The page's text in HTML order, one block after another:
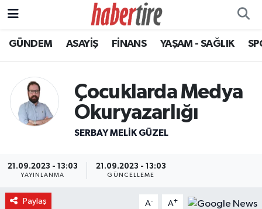
GÜNDEM ASAYİŞ FİNANS YAŞAM - SAĞLIK
Çocuklarda Medya
Okuryazarlığı
SERBAY MELIK GÜZEL
21.09.2023 - 13:03
YAYINLANMA
21.09.2023 - 13:03
GÜNCELLEME
Paylaş A- A+
Tire Nöbetçi Eczaneler
Tire Trafik Yoğunluk Haritası
Süper Lig Puan Durumu ve Fikstür
Tüm Manşetler
Son Dakika Haberleri